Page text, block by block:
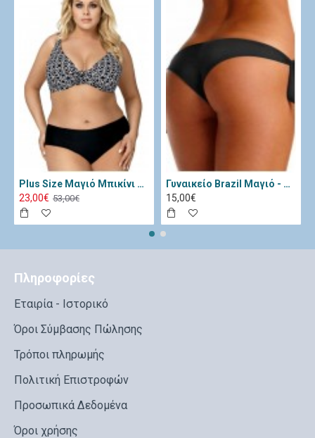
Plus Size Μαγιό Μπικίνι Lorin Μαύρο Λευκό L-3065
23,00€ 53,00€
Γυναικείο Brazil Μαγιό - Katia Μαύρο 11334-Black
15,00€
Πληροφορίες
Εταιρία - Ιστορικό
Όροι Σύμβασης Πώλησης
Τρόποι πληρωμής
Πολιτική Επιστροφών
Προσωπικά Δεδομένα
Όροι χρήσης